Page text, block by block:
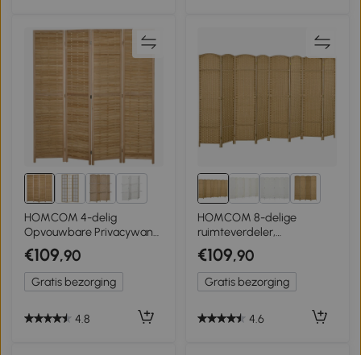
HOMCOM 4-delig
Opvouwbare Privacywand,
160 x 170 cm, Bamboe
Ruimteverdeler voor
Woonkamer, Slaapkamer,
Natuur
€109,90
Gratis bezorging
4.8
5+
HOMCOM 8-delige
ruimteverdeler,
opvouwbaar privacy
scherm, scheidingspaneel
voor woonkamer,
slaapkamer, thuiskantoor,
€109,90
Gratis bezorging
4.6